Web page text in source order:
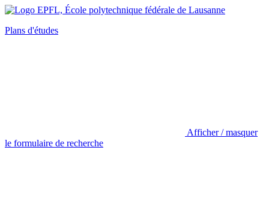
Plans d'études
Afficher / masquer
le formulaire de recherche